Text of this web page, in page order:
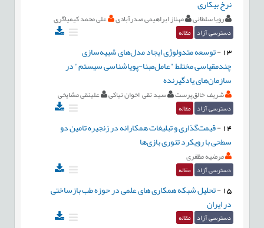
نرخ بیکاری
رویا سلطانی مهناز ابراهیمی صدرآبادی علی محمد کیمیاگری
دسترسی آزاد مقاله
13
-توسعه متدولوژی ایجاد مدل‌های شبیه‌سازی
چندمقیاسی مختلط "عامل‌مبنا-پویاشناسی سیستم" در
سازمان‌های یادگیرنده
شریف خالق‌پرست سید تقی اخوان نیاکی علینقی مشایخی
دسترسی آزاد مقاله
14
-قیمت‌گذاری و تبلیغات همکارانه در زنجیره تامین دو
سطحی با رویکرد تئوری بازی‌ها
مرضیه مظفری
دسترسی آزاد مقاله
15
-تحلیل شبکه همکاری های علمی در حوزه طب بازساختی
در ایران
دسترسی آزاد مقاله